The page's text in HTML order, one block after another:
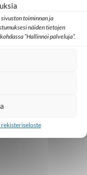
toiminnan ja
näiden tietojen
”Hallinnoi palveluja”.
rekisteriseloste